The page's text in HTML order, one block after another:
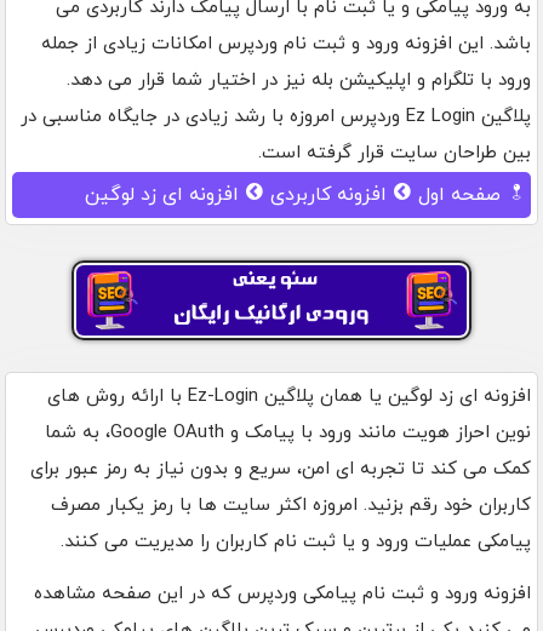
به ورود پیامکی و یا ثبت نام با ارسال پیامک دارند کاربردی می
باشد. این افزونه ورود و ثبت نام وردپرس امکانات زیادی از جمله
ورود با تلگرام و اپلیکیشن بله نیز در اختیار شما قرار می دهد.
پلاگین Ez Login وردپرس امروزه با رشد زیادی در جایگاه مناسبی در
بین طراحان سایت قرار گرفته است.
صفحه اول افزونه کاربردی افزونه ای زد لوگین
افزونه ای زد لوگین یا همان پلاگین Ez-Login با ارائه روش های
نوین احراز هویت مانند ورود با پیامک و Google OAuth، به شما
کمک می کند تا تجربه ای امن، سریع و بدون نیاز به رمز عبور برای
کاربران خود رقم بزنید. امروزه اکثر سایت ها با رمز یکبار مصرف
پیامکی عملیات ورود و یا ثبت نام کاربران را مدیریت می کنند.
افزونه ورود و ثبت نام پیامکی وردپرس که در این صفحه مشاهده